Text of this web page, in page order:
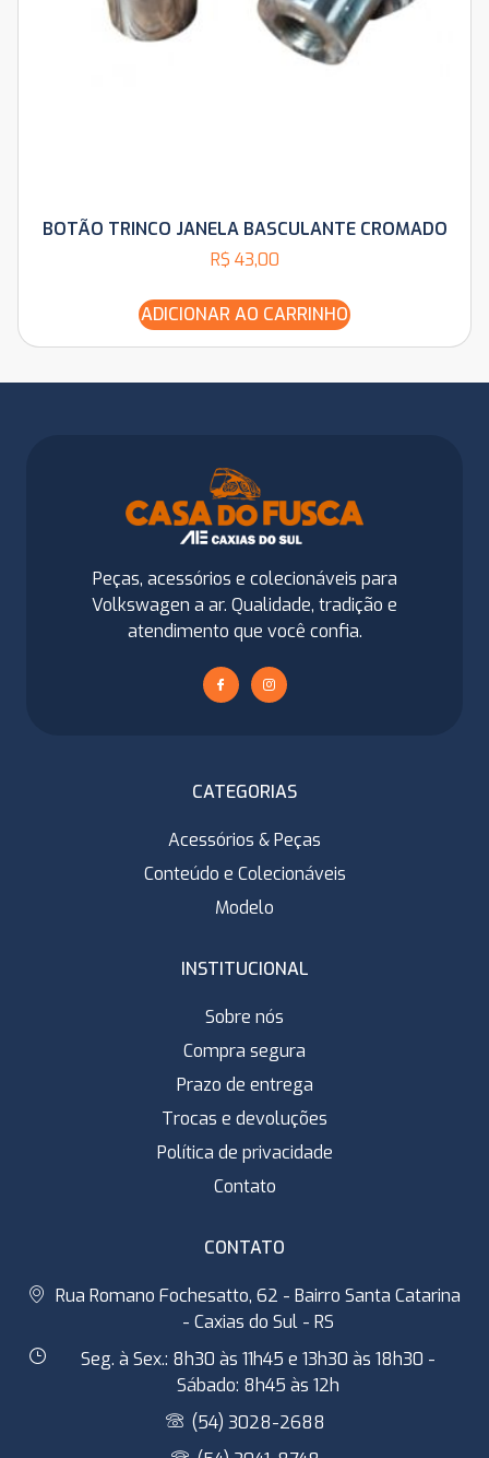
BOTÃO TRINCO JANELA BASCULANTE CROMADO
R$ 43,00
ADICIONAR AO CARRINHO
Peças, acessórios e colecionáveis para
Volkswagen a ar. Qualidade, tradição e
atendimento que você confia.
CATEGORIAS
Acessórios & Peças
Conteúdo e Colecionáveis
Modelo
INSTITUCIONAL
Sobre nós
Compra segura
Prazo de entrega
Trocas e devoluções
Política de privacidade
Contato
CONTATO
Rua Romano Fochesatto, 62 - Bairro Santa Catarina
- Caxias do Sul - RS
Seg. à Sex.: 8h30 às 11h45 e 13h30 às 18h30 -
Sábado: 8h45 às 12h
(54) 3028-2688